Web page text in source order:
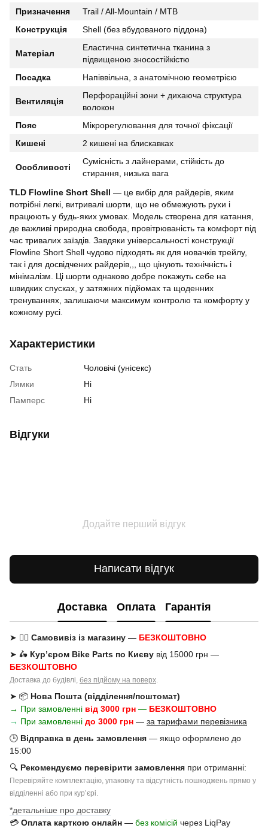
Призначення
Trail / All-Mountain / MTB
Конструкція
Shell (без вбудованого піддона)
Матеріал
Еластична синтетична тканина з
підвищеною зносостійкістю
Посадка
Напіввільна, з анатомічною геометрією
Вентиляція
Перфораційні зони + дихаюча структура
волокон
Пояс
Мікрорегулювання для точної фіксації
Кишені
2 кишені на блискавках
Особливості
Сумісність з лайнерами, стійкість до
стирання, низька вага
TLD Flowline Short Shell — це вибір для райдерів, яким
потрібні легкі, витривалі шорти, що не обмежують рухи і
працюють у будь-яких умовах. Модель створена для катання,
де важливі природна свобода, провітрюваність та комфорт під
час тривалих заїздів. Завдяки універсальності конструкції
Flowline Short Shell чудово підходять як для новачків трейлу,
так і для досвідчених райдерів,,, що цінують технічність і
мінімалізм. Ці шорти однаково добре покажуть себе на
швидких спусках, у затяжних підйомах та щоденних
тренуваннях, залишаючи максимум контролю та комфорту у
кожному русі.
Характеристики
Стать
Чоловічі (унісекс)
Лямки
Ні
Памперс
Ні
Відгуки
Додайте перший відгук
Написати відгук
Доставка Оплата Гарантія
➤ 🚶‍♂️ Самовивіз із магазину — БЕЗКОШТОВНО
➤ 🛵 Кур’єром Bike Parts по Києву від 15000 грн —
БЕЗКОШТОВНО
Доставка до будівлі, без підйому на поверх
➤ 📦 Нова Пошта (відділення/поштомат)
→ При замовленні від 3000 грн — БЕЗКОШТОВНО
→ При замовленні до 3000 грн — за тарифами перевізника
🕒 Відправка в день замовлення — якщо оформлено до
15:00
🔍 Рекомендуємо перевірити замовлення при отриманні:
Перевіряйте комплектацію, упаковку та відсутність пошкоджень прямо у
відділенні або при курʼєрі.
*детальніше про доставку
💳 Оплата карткою онлайн — без комісій через LiqPay